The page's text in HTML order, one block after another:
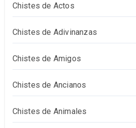
Chistes de Actos
Chistes de Adivinanzas
Chistes de Amigos
Chistes de Ancianos
Chistes de Animales